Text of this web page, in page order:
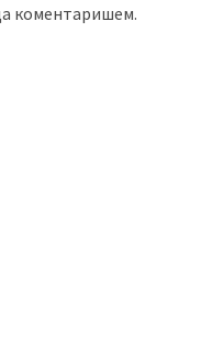
коментаришем.